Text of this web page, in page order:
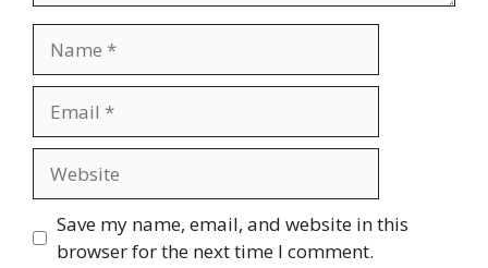
Save my name, email, and website in this
browser for the next time I comment.